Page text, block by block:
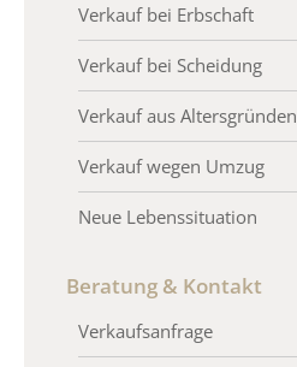
Verkauf bei Erbschaft
Verkauf bei Scheidung
Verkauf aus Altersgründen
Verkauf wegen Umzug
Neue Lebenssituation
Beratung & Kontakt
Verkaufsanfrage